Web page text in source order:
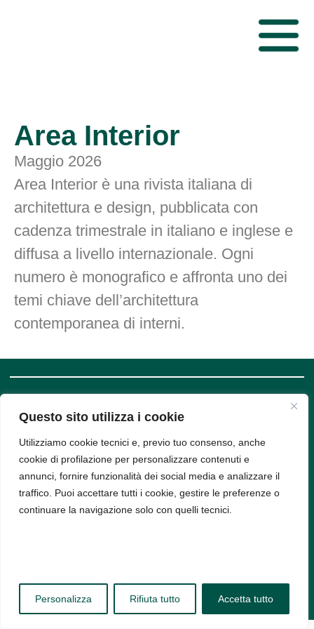
Questo sito utilizza i cookie
Utilizziamo cookie tecnici e, previo tuo consenso, anche
cookie di profilazione per personalizzare contenuti e
annunci, fornire funzionalità dei social media e analizzare il
traffico. Puoi accettare tutti i cookie, gestire le preferenze o
continuare la navigazione solo con quelli tecnici.
Personalizza Rifiuta tutto Accetta tutto
Area Interior
Maggio 2026
Area Interior è una rivista italiana di
architettura e design, pubblicata con
cadenza trimestrale in italiano e inglese e
diffusa a livello internazionale. Ogni
numero è monografico e affronta uno dei
temi chiave dell’architettura
contemporanea di interni.
SUPPORT
Privacy
Policy
Cookie
Policy
COMPANY
INFO
Bud srl, Via
Arena 9,
20123,
Milano -